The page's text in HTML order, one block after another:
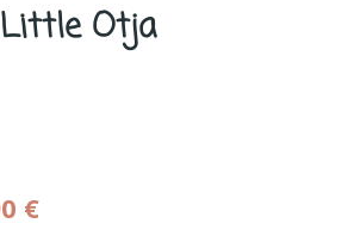
Otja
€